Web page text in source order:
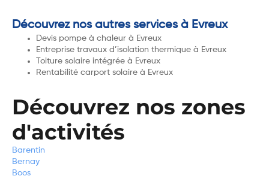
Découvrez nos autres services à Evreux
Devis pompe à chaleur à Evreux
Entreprise travaux d’isolation thermique à Evreux
Toiture solaire intégrée à Evreux
Rentabilité carport solaire à Evreux
Découvrez nos zones
d'activités
Barentin
Bernay
Boos